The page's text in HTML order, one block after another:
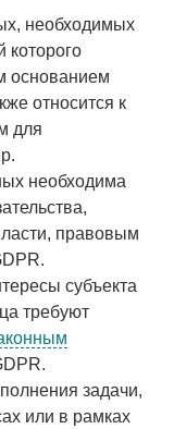
необходимых
которого
основанием
относится к
для
необходима
правовым
субъекта
требуют
задачи,
или в рамках